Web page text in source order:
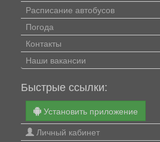
Расписание автобусов
Погода
Контакты
Наши вакансии
Быстрые ссылки:
Установить приложение
Личный кабинет